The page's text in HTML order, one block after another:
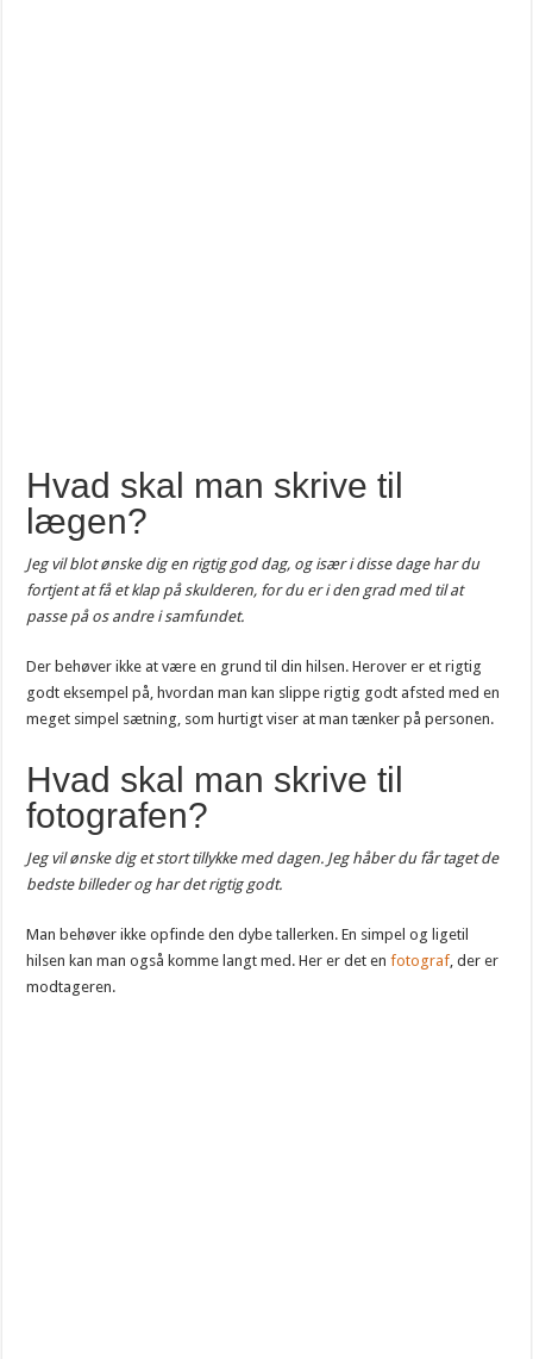
Hvad skal man skrive til
lægen?
Jeg vil blot ønske dig en rigtig god dag, og især i disse dage har du
fortjent at få et klap på skulderen, for du er i den grad med til at
passe på os andre i samfundet.
Der behøver ikke at være en grund til din hilsen. Herover er et rigtig
godt eksempel på, hvordan man kan slippe rigtig godt afsted med en
meget simpel sætning, som hurtigt viser at man tænker på personen.
Hvad skal man skrive til
fotografen?
Jeg vil ønske dig et stort tillykke med dagen. Jeg håber du får taget de
bedste billeder og har det rigtig godt.
Man behøver ikke opfinde den dybe tallerken. En simpel og ligetil
hilsen kan man også komme langt med. Her er det enfotograf, der er
modtageren.